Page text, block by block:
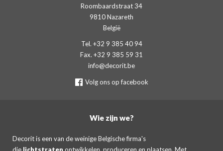
Roombaardstraat 34
9810 Nazareth
België
Tel. +32 9 385 40 94
Fax. +32 9 385 59 31
info@decorit.be
Volg ons op facebook
Wie zijn we?
Decorit is een van de weinige Belgische firma's